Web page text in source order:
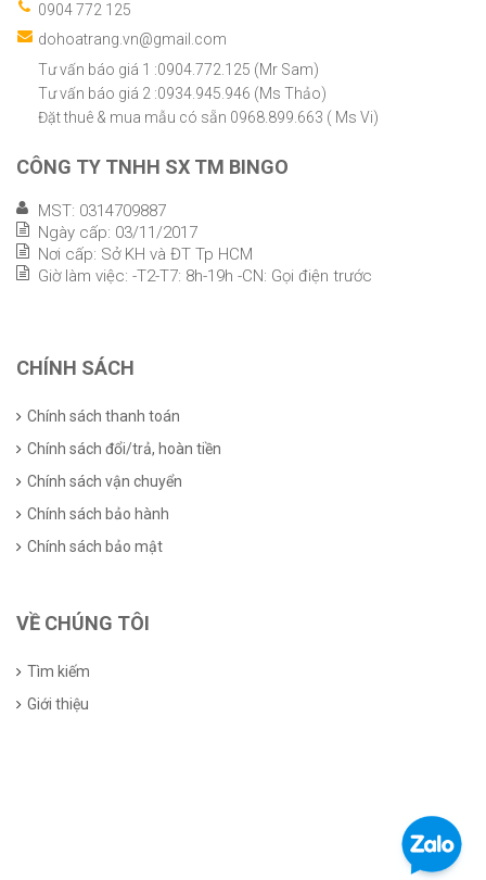
0904 772 125
dohoatrang.vn@gmail.com
Tư vấn báo giá 1 :0904.772.125 (Mr Sam)
Tư vấn báo giá 2 :0934.945.946 (Ms Thảo)
Đặt thuê & mua mẫu có sẵn 0968.899.663 ( Ms Vi)
CÔNG TY TNHH SX TM BINGO
MST: 0314709887
Ngày cấp: 03/11/2017
Nơi cấp: Sở KH và ĐT Tp HCM
Giờ làm việc: -T2-T7: 8h-19h -CN: Gọi điện trước
CHÍNH SÁCH
Chính sách thanh toán
Chính sách đổi/trả, hoàn tiền
Chính sách vận chuyển
Chính sách bảo hành
Chính sách bảo mật
VỀ CHÚNG TÔI
Tìm kiếm
Giới thiệu